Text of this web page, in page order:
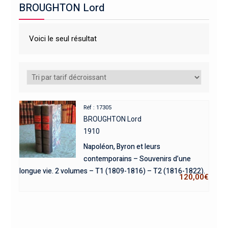
BROUGHTON Lord
Voici le seul résultat
Réf : 17305
BROUGHTON Lord
1910
Napoléon, Byron et leurs
contemporains – Souvenirs d’une
longue vie. 2 volumes – T1 (1809-1816) – T2 (1816-1822).
120,00€